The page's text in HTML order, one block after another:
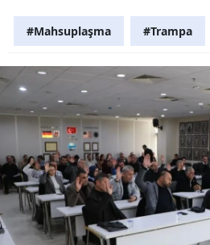
#Mahsuplaşma #Trampa